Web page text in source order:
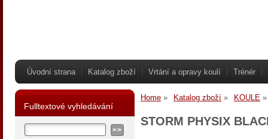
Úvodní strana Katalog zboží Vrtání a opravy koulí Trénér
Home Katalog zboží KOULE
STORM PHYSIX
Fulltextové vyhledávání